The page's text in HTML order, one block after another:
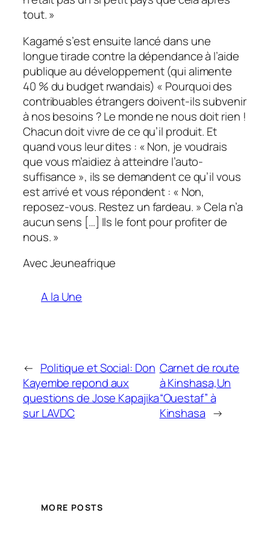
tout. »
Kagamé s’est ensuite lancé dans une
longue tirade contre la dépendance à l’aide
publique au développement (qui alimente
40 % du budget rwandais) « Pourquoi des
contribuables étrangers doivent-ils subvenir
à nos besoins ? Le monde ne nous doit rien !
Chacun doit vivre de ce qu’il produit. Et
quand vous leur dites : « Non, je voudrais
que vous m’aidiez à atteindre l’auto-
suffisance », ils se demandent ce qu’il vous
est arrivé et vous répondent : « Non,
reposez-vous. Restez un fardeau. » Cela n’a
aucun sens […] Ils le font pour profiter de
nous. »
Avec Jeuneafrique
A la Une
← Politique et Social: Don
Kayembe repond aux
questions de Jose Kapajika
sur LAVDC
Carnet de route
à Kinshasa,Un
“Ouestaf” à
Kinshasa →
MORE POSTS